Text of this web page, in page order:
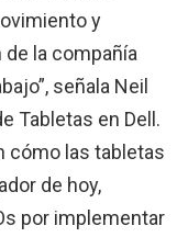
y
la compañía
señala Neil
Tabletas en Dell.
cómo las tabletas
de hoy,
por implementar